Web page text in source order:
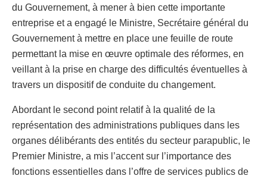
du Gouvernement, à mener à bien cette importante
entreprise et a engagé le Ministre, Secrétaire général du
Gouvernement à mettre en place une feuille de route
permettant la mise en œuvre optimale des réformes, en
veillant à la prise en charge des difficultés éventuelles à
travers un dispositif de conduite du changement.
Abordant le second point relatif à la qualité de la
représentation des administrations publiques dans les
organes délibérants des entités du secteur parapublic, le
Premier Ministre, a mis l’accent sur l’importance des
fonctions essentielles dans l’offre de services publics de